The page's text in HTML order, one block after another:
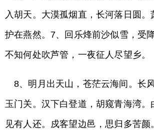
入胡天。大漠孤烟直，长河落日圆。
护在燕然。7、回乐烽前沙似雪，受
不知何处吹芦管，一夜征人尽望乡。
8、明月出天山，苍茫云海间。长
玉门关。汉下白登道，胡窥青海湾。
见有人还。戍客望边邑，思归多苦颜